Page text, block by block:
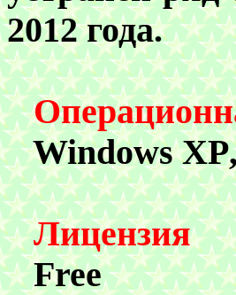
2012 года.
Windows XP
Лицензия
Free